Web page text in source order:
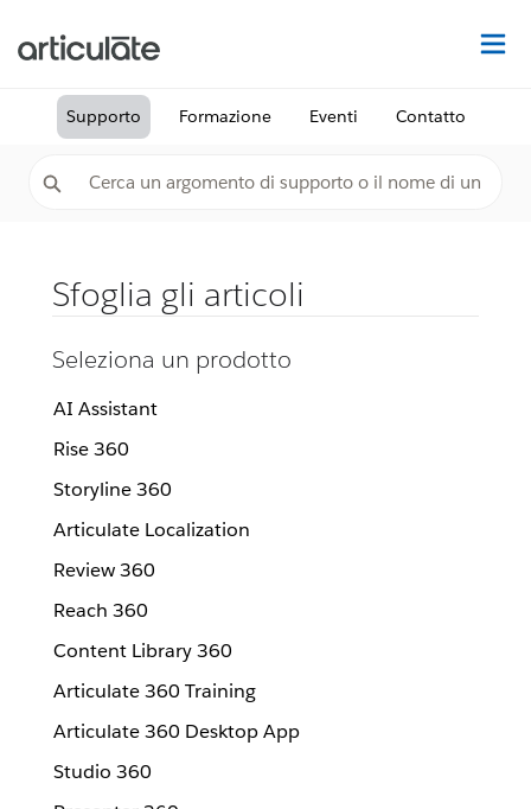
Supporto Formazione Eventi Contatto
Sfoglia gli articoli
Seleziona un prodotto
AI Assistant
Rise 360
Storyline 360
Articulate Localization
Review 360
Reach 360
Content Library 360
Articulate 360 Training
Articulate 360 Desktop App
Studio 360